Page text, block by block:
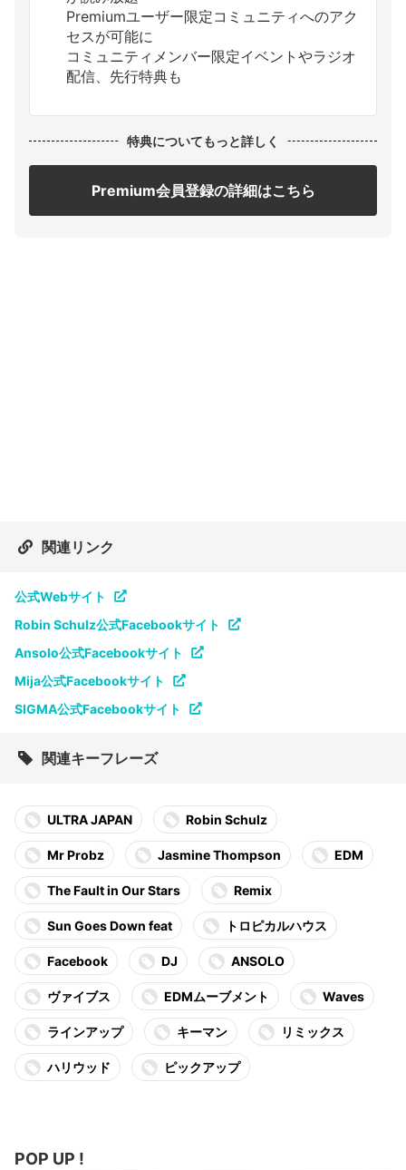
Premiumユーザー限定コミュニティへのアク
セスが可能に
コミュニティメンバー限定イベントやラジオ
配信、先行特典も
特典についてもっと詳しく
Premium会員登録の詳細はこちら
関連リンク
公式Webサイト
Robin Schulz公式Facebookサイト
Ansolo公式Facebookサイト
Mija公式Facebookサイト
SIGMA公式Facebookサイト
関連キーフレーズ
ULTRA JAPAN Robin Schulz
Mr Probz Jasmine Thompson EDM
The Fault in Our Stars Remix
Sun Goes Down feat トロピカルハウス
Facebook DJ ANSOLO
ヴァイブス EDMムーブメント Waves
ラインアップ キーマン リミックス
ハリウッド ピックアップ
POP UP !